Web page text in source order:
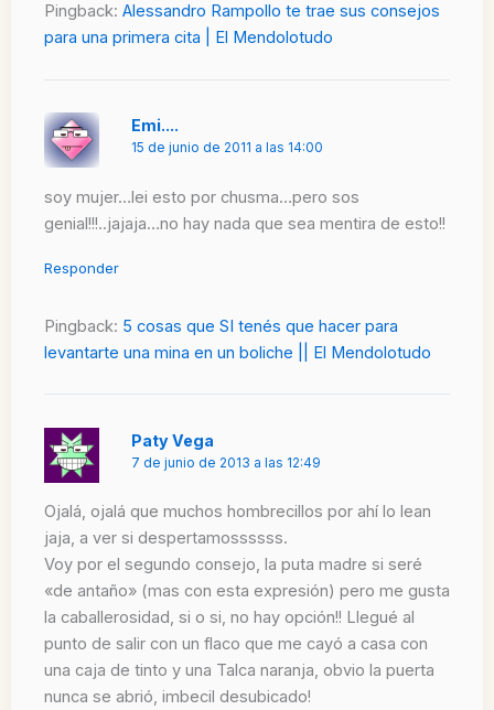
Pingback: Alessandro Rampollo te trae sus consejos
para una primera cita | El Mendolotudo
Emi....
15 de junio de 2011 a las 14:00
soy mujer…lei esto por chusma…pero sos
genial!!!..jajaja…no hay nada que sea mentira de esto!!
Responder
Pingback: 5 cosas que SI tenés que hacer para
levantarte una mina en un boliche || El Mendolotudo
Paty Vega
7 de junio de 2013 a las 12:49
Ojalá, ojalá que muchos hombrecillos por ahí lo lean
jaja, a ver si despertamossssss.
Voy por el segundo consejo, la puta madre si seré
«de antaño» (mas con esta expresión) pero me gusta
la caballerosidad, si o si, no hay opción!! Llegué al
punto de salir con un flaco que me cayó a casa con
una caja de tinto y una Talca naranja, obvio la puerta
nunca se abrió, imbecil desubicado!